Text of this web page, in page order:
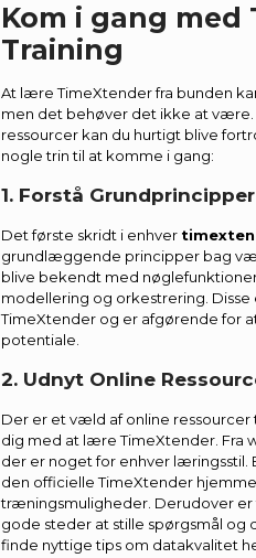
Kom i gang med
Training
At lære TimeXtender fra bunden
men det behøver det ikke at
ressourcer kan du hurtigt blive
nogle trin til at komme i gang:
1. Forstå
Det første skridt i enhver
grundlæggende principper bag
blive bekendt med
modellering og orkestrering.
TimeXtender og er afgørende for
potentiale.
2. Udnyt Online
Der er et væld af online
dig med at lære TimeXtender. Fra
der er noget for enhver læringsstil.
den officielle TimeXtender
træningsmuligheder. Derudover
gode steder at stille spørgsmål og
finde nyttige tips om datakvalitet